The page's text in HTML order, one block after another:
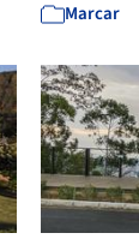
Marcar